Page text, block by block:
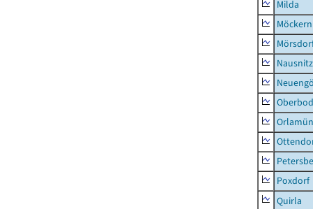
Milda
Möckern
Nausnitz
Poxdorf
Quirla